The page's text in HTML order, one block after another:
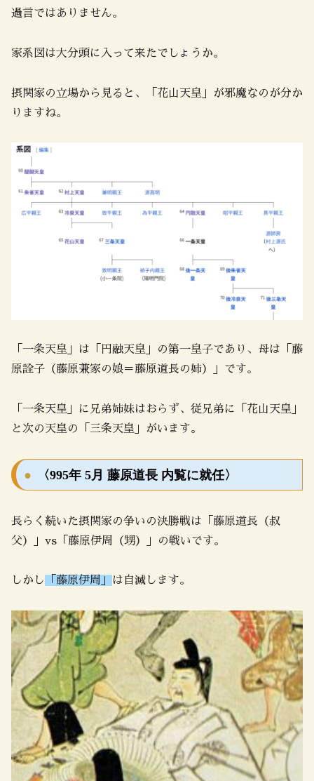
過言ではありません。
家系図は大分頭に入って来たでしょうか。
摂関家の立場から見ると、「花山天皇」が邪魔なのが分か
りますね。
「一条天皇」は「円融天皇」の第一皇子であり、母は「藤
原詮子（藤原兼家の娘＝藤原道長の姉）」です。
「一条天皇」に兄弟姉妹はおらず、従兄弟に「花山天皇」
と次の天皇の「三条天皇」がいます。
〈995年 5月 藤原道長 内覧に就任〉
長らく続いた摂関家の争いの決勝戦は「藤原道長（叔
父）」vs「藤原伊周（甥）」の戦いです。
しかし 「藤原伊周」 は自滅します。